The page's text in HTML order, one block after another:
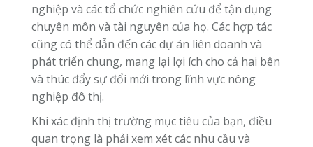
nghiệp và các tổ chức nghiên cứu để tận dụng
chuyên môn và tài nguyên của họ. Các hợp tác
cũng có thể dẫn đến các dự án liên doanh và
phát triển chung, mang lại lợi ích cho cả hai bên
và thúc đẩy sự đổi mới trong lĩnh vực nông
nghiệp đô thị.
Khi xác định thị trường mục tiêu của bạn, điều
quan trọng là phải xem xét các nhu cầu và